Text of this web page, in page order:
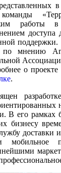
в
команды
работы
мнению
о
.
В его рамках
бизнесу
доставки
мобильное